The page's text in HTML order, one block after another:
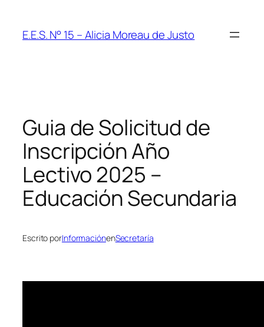
contenido
E.E.S. N° 15 – Alicia Moreau de Justo
Guia de Solicitud de
Inscripción Año
Lectivo 2025 –
Educación Secundaria
Escrito porInformaciónenSecretaría